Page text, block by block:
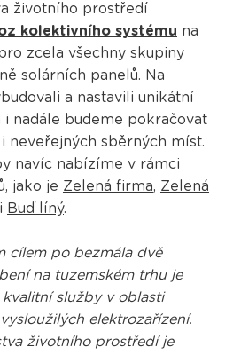
životního prostředí
kolektivního systému na
zcela všechny skupiny
solárních panelů. Na
a nastavili unikátní
nadále budeme pokračovat
neveřejných sběrných míst.
navíc nabízíme v rámci
jako je Zelená firma, Zelená
Buď líný.
cílem po bezmála dvě
na tuzemském trhu je
služby v oblasti
elektrozařízení.
životního prostředí je